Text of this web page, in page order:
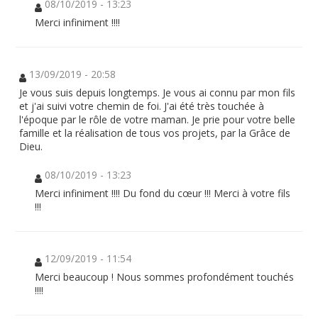
08/10/2019 - 13:23
Merci infiniment !!!!
13/09/2019 - 20:58
Je vous suis depuis longtemps. Je vous ai connu par mon fils
et j'ai suivi votre chemin de foi. J'ai été très touchée à
l'époque par le rôle de votre maman. Je prie pour votre belle
famille et la réalisation de tous vos projets, par la Grâce de
Dieu.
08/10/2019 - 13:23
Merci infiniment !!!! Du fond du cœur !!! Merci à votre fils
!!!
12/09/2019 - 11:54
Merci beaucoup ! Nous sommes profondément touchés
!!!!